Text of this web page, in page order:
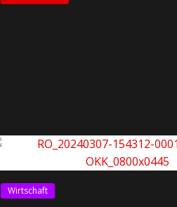
Wirtschaft